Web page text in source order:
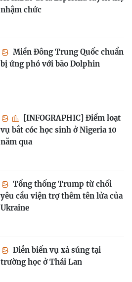
nhậm chức
Miền Đông Trung Quốc chuẩn
bị ứng phó với bão Dolphin
[INFOGRAPHIC] Điểm loạt
vụ bắt cóc học sinh ở Nigeria 10
năm qua
Tổng thống Trump từ chối
yêu cầu viện trợ thêm tên lửa của
Ukraine
Diễn biến vụ xả súng tại
trường học ở Thái Lan